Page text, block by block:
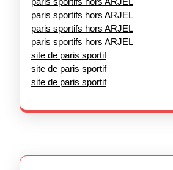
paris sportifs hors ARJEL
paris sportifs hors ARJEL
paris sportifs hors ARJEL
site de paris sportif
site de paris sportif
site de paris sportif